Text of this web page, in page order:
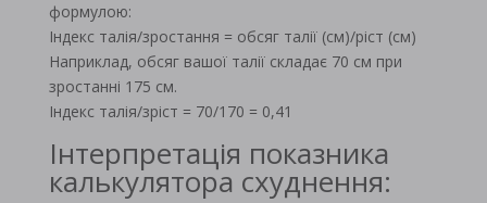
формулою:
Індекс талія/зростання = обсяг талії (см)/ріст (см)
Наприклад, обсяг вашої талії складає 70 см при
зростанні 175 см.
Індекс талія/зріст = 70/170 = 0,41
Інтерпретація показника
калькулятора схуднення: